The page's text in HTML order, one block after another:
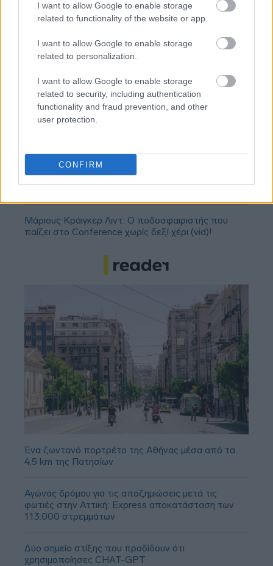
I want to allow Google to enable storage
related to functionality of the website or app.
I want to allow Google to enable storage
related to personalization.
I want to allow Google to enable storage
related to security, including authentication
functionality and fraud prevention, and other
user protection.
CONFIRM
ΣΕΦ: Επαναπροκηρύσσεται η ενεργειακή
Τζέφρι Μονκαντά: Ποιος είναι ο «εγκέφαλος» που
Μάριους Κράιγκερ Λιντ: Ο ποδοσφαιριστής που
παίζει στο Conference χωρίς δεξί χέρι (vid)!
Ένα ζωντανό πορτρέτο της Αθήνας μέσα από τα
4,5 km της Πατησίων
Αγώνας δρόμου για τις αποζημιώσεις μετά τις
φωτιές στην Αττική: Express αποκατάσταση των
113.000 στρεμμάτων
Δύο σημείο στίξης που προδίδουν ότι
χρησιμοποίησες CHAT-GPT